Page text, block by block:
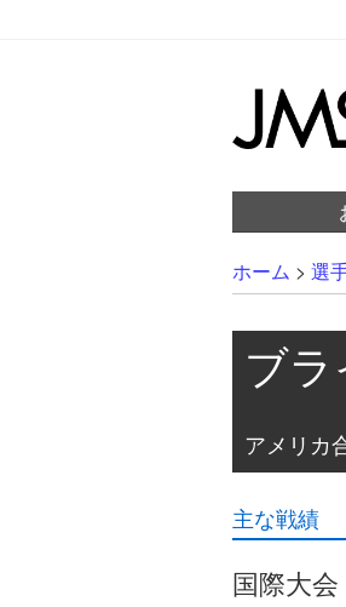
ホーム > 選
ブ
アメリカ
主な戦績
国際大会